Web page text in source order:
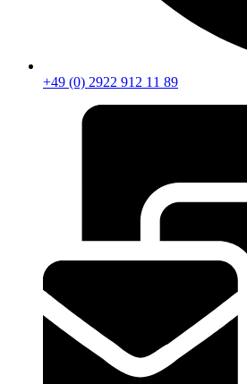
+49 (0) 2922 912 11 89